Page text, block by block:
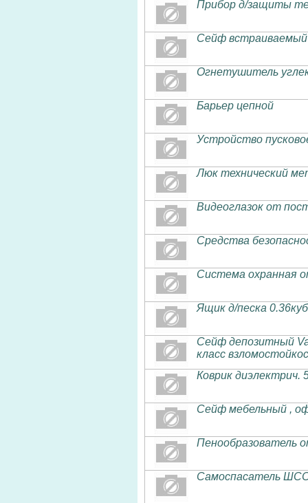
Прибор д/защиты
Сейф
Огнетушитель
Барьер цепной
Устройство
Люк технический
Видеоглазок от
Средства
Система охранная
Ящик д/песка
Сейф депозитный
класс
Коврик диэлектрич.
Сейф мебельный ,
Пенообразователь
Самоспасатель